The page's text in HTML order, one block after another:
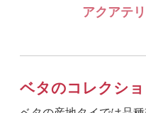
アクアテ
ベタのコレクシ